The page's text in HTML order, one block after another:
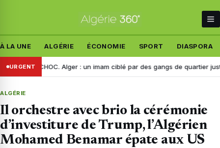
À LA UNE ALGÉRIE ÉCONOMIE SPORT DIASPORA
URGENT
CHOC. Alger : un imam ciblé par des gangs de quartier juste après
ALGÉRIE
Il orchestre avec brio la cérémonie
d’investiture de Trump, l’Algérien
Mohamed Benamar épate aux US